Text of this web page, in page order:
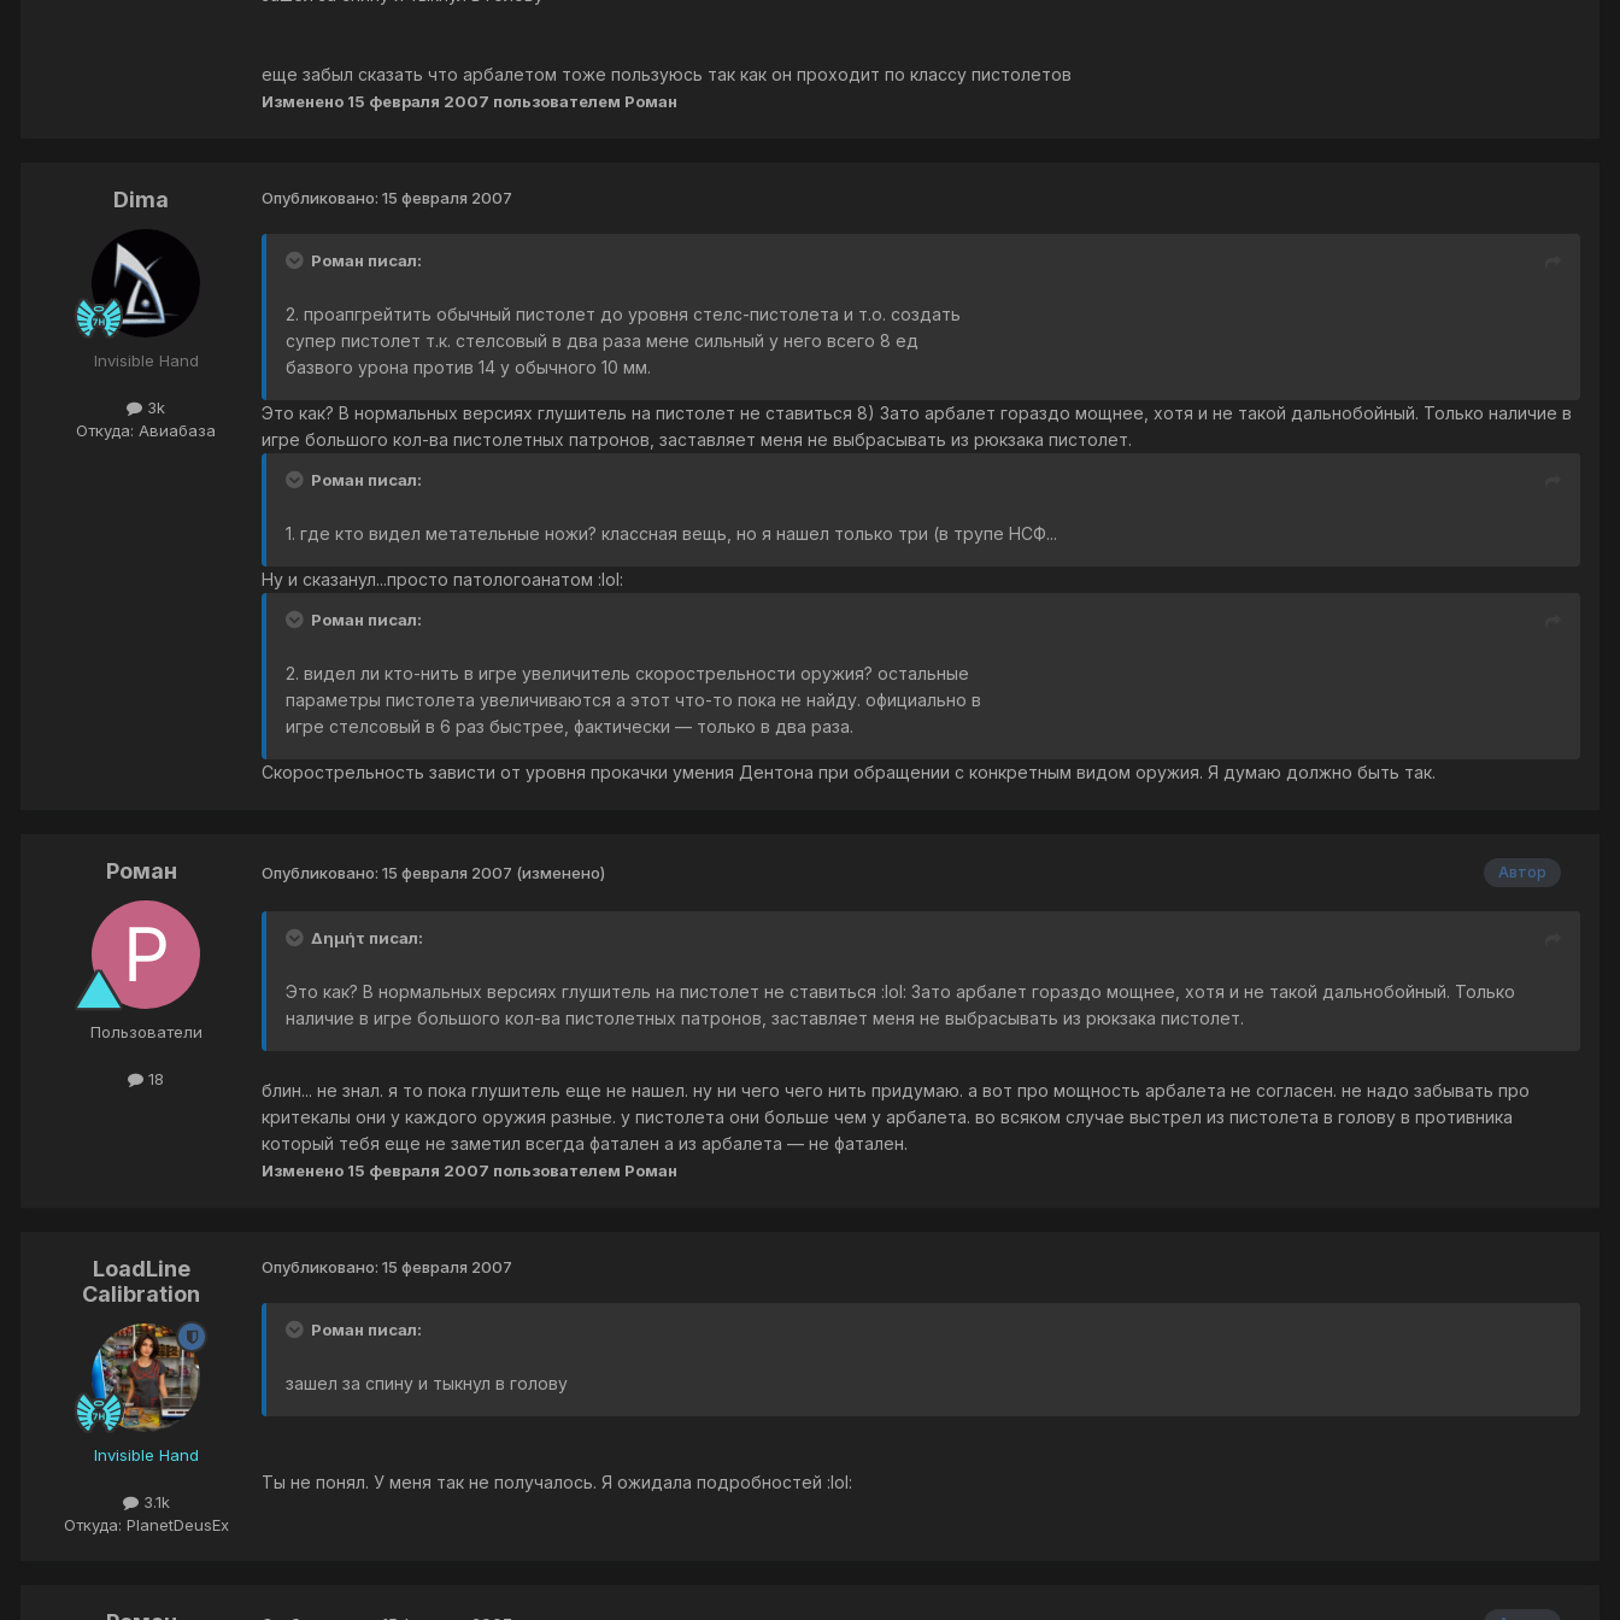
еще забыл сказать что арбалетом тоже пользуюсь так как он проходит по классу пистолетов
Изменено 15 февраля 2007 пользователем Роман
Dima
Invisible Hand
3k
Откуда: Авиабаза
Опубликовано: 15 февраля 2007
Роман писал:
2. проапгрейтить обычный пистолет до уровня стелс-пистолета и т.о. создать
супер пистолет т.к. стелсовый в два раза мене сильный у него всего 8 ед
базвого урона против 14 у обычного 10 мм.
Это как? В нормальных версиях глушитель на пистолет не ставиться 8) Зато арбалет гораздо мощнее, хотя и не такой дальнобойный. Только наличие в
игре большого кол-ва пистолетных патронов, заставляет меня не выбрасывать из рюкзака пистолет.
Роман писал:
1. где кто видел метательные ножи? классная вещь, но я нашел только три (в трупе НСФ...
Ну и сказанул...просто патологоанатом :lol:
Роман писал:
2. видел ли кто-нить в игре увеличитель скорострельности оружия? остальные
параметры пистолета увеличиваются а этот что-то пока не найду. официально в
игре стелсовый в 6 раз быстрее, фактически — только в два раза.
Скорострельность зависти от уровня прокачки умения Дентона при обращении с конкретным видом оружия. Я думаю должно быть так.
Роман
Пользователи
18
Автор
Опубликовано: 15 февраля 2007 (изменено)
Δημήτ писал:
Это как? В нормальных версиях глушитель на пистолет не ставиться :lol: Зато арбалет гораздо мощнее, хотя и не такой дальнобойный. Только
наличие в игре большого кол-ва пистолетных патронов, заставляет меня не выбрасывать из рюкзака пистолет.
блин... не знал. я то пока глушитель еще не нашел. ну ни чего чего нить придумаю. а вот про мощность арбалета не согласен. не надо забывать про
критекалы они у каждого оружия разные. у пистолета они больше чем у арбалета. во всяком случае выстрел из пистолета в голову в противника
который тебя еще не заметил всегда фатален а из арбалета — не фатален.
Изменено 15 февраля 2007 пользователем Роман
LoadLine
Calibration
Invisible Hand
3.1k
Откуда: PlanetDeusEx
Опубликовано: 15 февраля 2007
Роман писал:
зашел за спину и тыкнул в голову
Ты не понял. У меня так не получалось. Я ожидала подробностей :lol: